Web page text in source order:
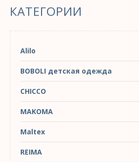
КАТЕГОРИИ
Alilo
BOBOLI детская одежда
CHICCO
MAKOMA
Maltex
REIMA